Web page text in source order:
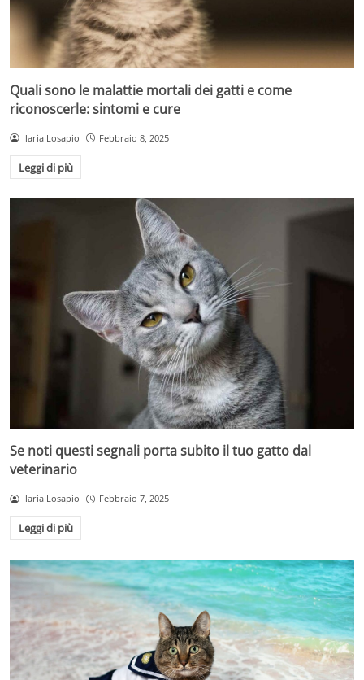
Quali sono le malattie mortali dei gatti e come
riconoscerle: sintomi e cure
Ilaria Losapio Febbraio 8, 2025
Leggi di più
Se noti questi segnali porta subito il tuo gatto dal
veterinario
Ilaria Losapio Febbraio 7, 2025
Leggi di più